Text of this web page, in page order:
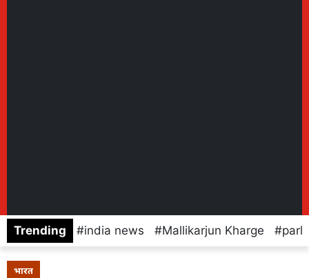
Trending india news Mallikarjun Kharge
भारत